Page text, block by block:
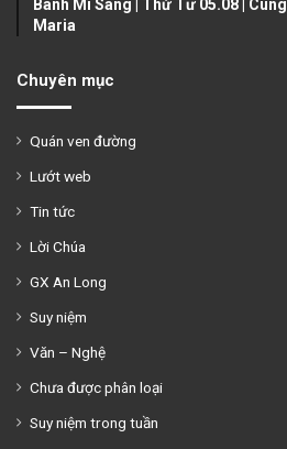
Bánh Mì Sáng | Thứ Tư 05.08 |
Maria
Chuyên mục
Quán ven đường
Lướt web
Tin tức
Lời Chúa
GX An Long
Suy niệm
Văn – Nghệ
Chưa được phân loại
Suy niệm trong tuần